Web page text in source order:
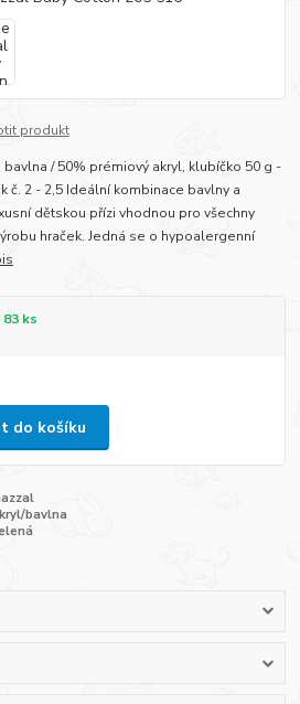
produkt
/ 50% prémiový akryl, klubíčko 50 g -
č. 2 - 2,5 Ideální kombinace bavlny a
dětskou přízi vhodnou pro všechny
hraček. Jedná se o hypoalergenní
ks
do košíku
bavlna